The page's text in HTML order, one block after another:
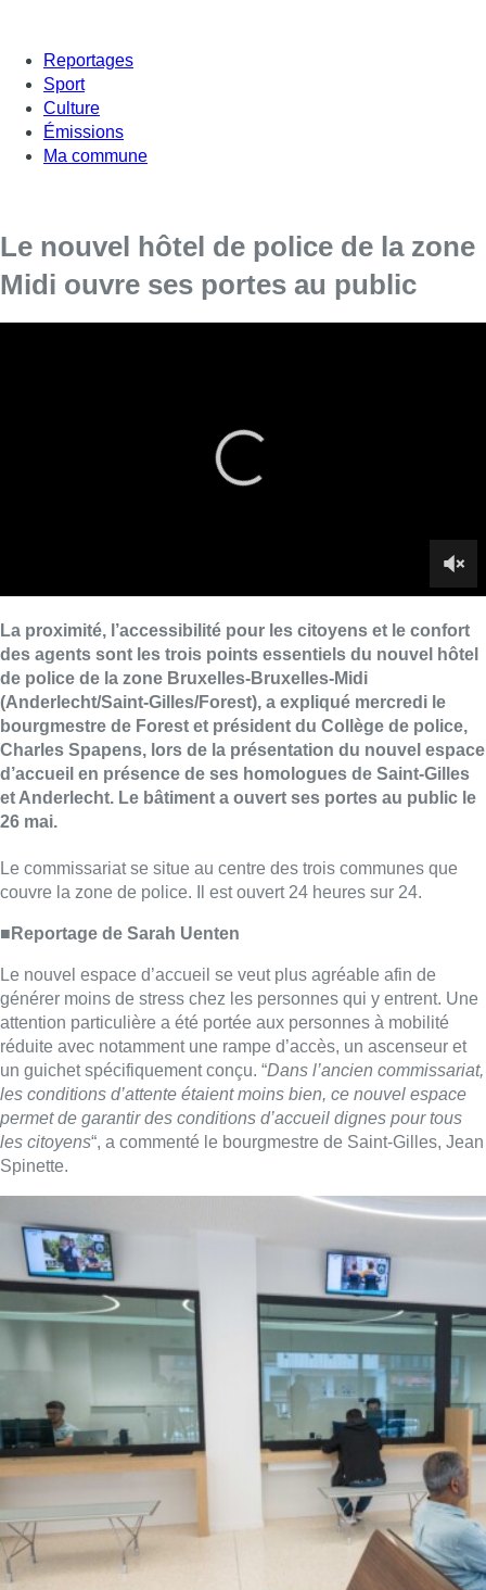
Reportages
Sport
Culture
Émissions
Ma commune
Le nouvel hôtel de police de la zone
Midi ouvre ses portes au public
bourgmestre de Forest et président du Collège de police,
Charles Spapens, lors de la présentation du nouvel espace
d’accueil en présence de ses homologues de Saint-Gilles
Le commissariat se situe au centre des trois communes que
couvre la zone de police. Il est ouvert 24 heures sur 24.
■Reportage de Sarah Uenten
Le nouvel espace d’accueil se veut plus agréable afin de
générer moins de stress chez les personnes qui y entrent. Une
attention particulière a été portée aux personnes à mobilité
réduite avec notamment une rampe d’accès, un ascenseur et
un guichet spécifiquement conçu. “Dans l’ancien commissariat,
les conditions d’attente étaient moins bien, ce nouvel espace
permet de garantir des conditions d’accueil dignes pour tous
Spinette.
Meilleure accessibilité
Une borne en trois langues, en braille et permettant de
brancher un casque pour les malentendants a été installée à
l’entrée. Celle-ci permet aux personnes ayant rendez-vous de
s’annoncer et aux autres de prendre rendez-vous. La machine
délivre alors un ticket renvoyant les citoyens vers le guichet